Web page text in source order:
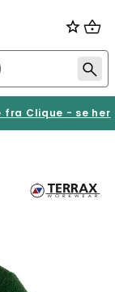
Clique - se her